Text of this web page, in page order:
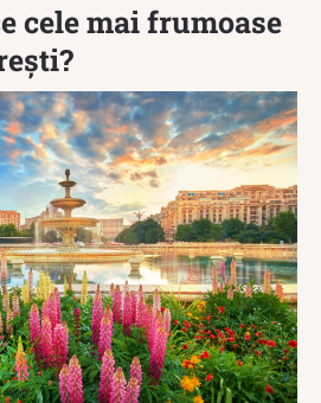
cele mai frumoase